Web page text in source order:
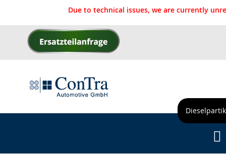
Due to technical issues, we are currently
Skip